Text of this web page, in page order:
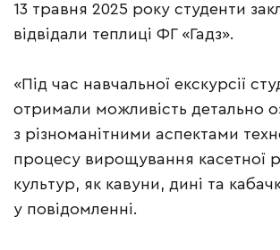
13 травня 2025 року студенти
відвідали теплиці ФГ «Гадз».
«Під час навчальної екскурсії
отримали можливість детально
з різноманітними аспектами
процесу вирощування касетної
культур, як кавуни, дині та
у повідомленні.